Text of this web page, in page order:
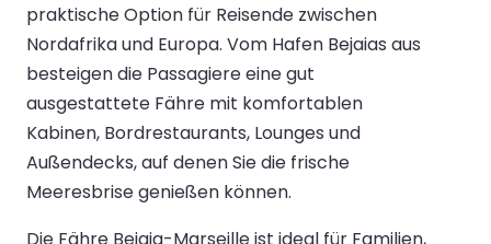
praktische Option für Reisende zwischen
Nordafrika und Europa. Vom Hafen Bejaias aus
besteigen die Passagiere eine gut
ausgestattete Fähre mit komfortablen
Kabinen, Bordrestaurants, Lounges und
Außendecks, auf denen Sie die frische
Meeresbrise genießen können.